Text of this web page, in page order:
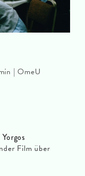
Yorgos
Film über
| OmeU